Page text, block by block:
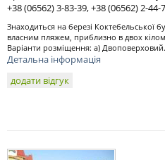
+38 (06562) 3-83-39, +38 (06562) 2-44-
Знаходиться на березі Коктебельської
власним пляжем, приблизно в двох
Варіанти розміщення: а)
Детальна інформація
додати відгук